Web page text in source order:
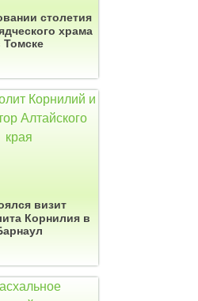
столетия
храма
Томске
визит
Корнилия в